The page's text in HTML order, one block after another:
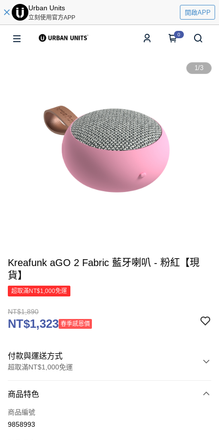
Urban Units
立刻使用官方APP
開啟APP
0
1/3
Kreafunk aGO 2 Fabric 藍牙喇叭 - 粉紅【現
貨】
超取滿NT$1,000免運
NT$1,890
NT$1,323 春季感恩價
付款與運送方式
超取滿NT$1,000免運
信用卡一次付款
信用卡分期付款
商品特色
商品編號
9858993